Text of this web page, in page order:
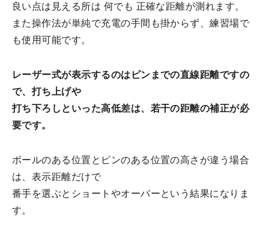
良い点は見える所は 何でも 正確な距離が測れます。
また操作法が単純で充電の手間も掛からず、練習場で
も使用可能です。
レーザー式が表示するのはピンまでの直線距離ですの
で、打ち上げや
打ち下ろしといった高低差は、若干の距離の補正が必
要です。
ボールのある位置とピンのある位置の高さが違う場合
は、表示距離だけで
番手を選ぶとショートやオーバーという結果になりま
す。